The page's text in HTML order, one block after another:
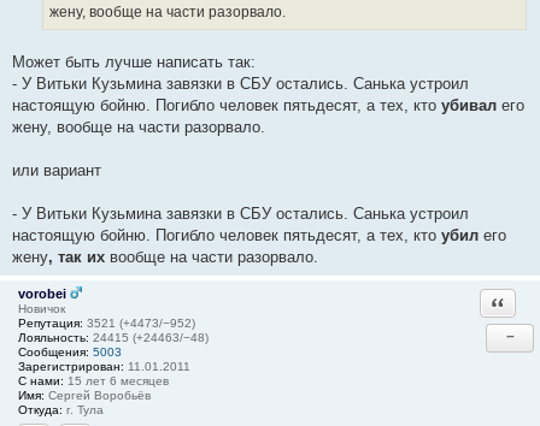
жену, вообще на части разорвало.
Может быть лучше написать так:
- У Витьки Кузьмина завязки в СБУ остались. Санька устроил
настоящую бойню. Погибло человек пятьдесят, а тех, кто убивал его
жену, вообще на части разорвало.
или вариант
- У Витьки Кузьмина завязки в СБУ остались. Санька устроил
настоящую бойню. Погибло человек пятьдесят, а тех, кто убил его
жену, так их вообще на части разорвало.
vorobei
Новичок
Репутация: 3521 (+4473/−952)
Лояльность: 24415 (+24463/−48)
Сообщения: 5003
Зарегистрирован: 11.01.2011
С нами: 15 лет 6 месяцев
Имя: Сергей Воробьёв
Откуда: г. Тула
−